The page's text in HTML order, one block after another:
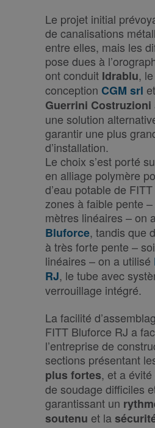
Le projet initial
de canalisations
entre elles, mais les
pose dues à
ont conduit Idrablu,
conception CGM srl
Guerrini Costruzioni
une solution
garantir une plus
d’installation.
Le choix s’est porté
en alliage polymère
d’eau potable de
zones à faible pente
mètres linéaires – on
Bluforce, tandis que
à très forte pente –
linéaires – on a utilisé
RJ, le tube avec
verrouillage intégré.
La facilité
FITT Bluforce RJ a
l’entreprise de
sections présentant
plus fortes, et a
de soudage difficiles
garantissant un
soutenu et la